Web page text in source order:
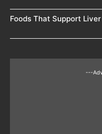
Foods That Support
---